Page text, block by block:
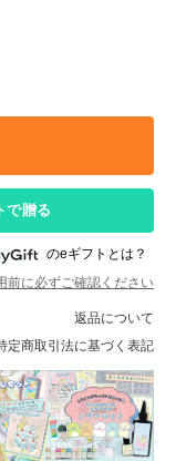
で贈る
のeギフトとは？
前に必ずご確認ください
返品について
定商取引法に基づく表記